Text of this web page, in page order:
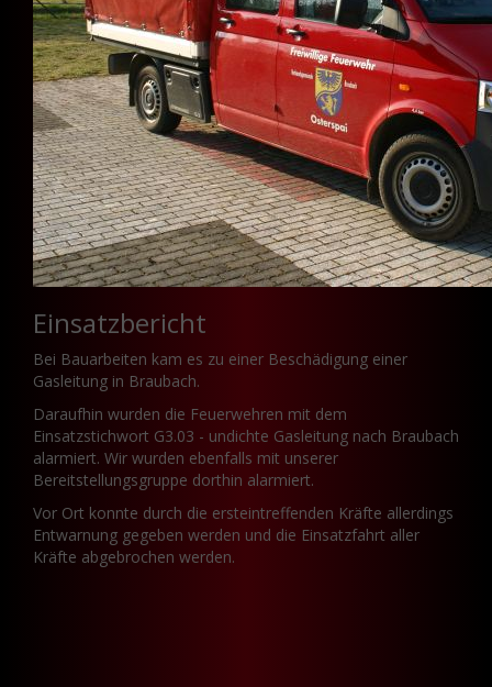
Einsatzbericht
Bei Bauarbeiten kam es zu einer Beschädigung einer
Gasleitung in Braubach.
Daraufhin wurden die Feuerwehren mit dem
Einsatzstichwort G3.03 - undichte Gasleitung nach Braubach
alarmiert. Wir wurden ebenfalls mit unserer
Bereitstellungsgruppe dorthin alarmiert.
Vor Ort konnte durch die ersteintreffenden Kräfte allerdings
Entwarnung gegeben werden und die Einsatzfahrt aller
Kräfte abgebrochen werden.